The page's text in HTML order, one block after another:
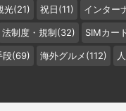
光(21) 祝日(11) インター
法制度・規制(32) SIMカー
段(69) 海外グルメ(112)